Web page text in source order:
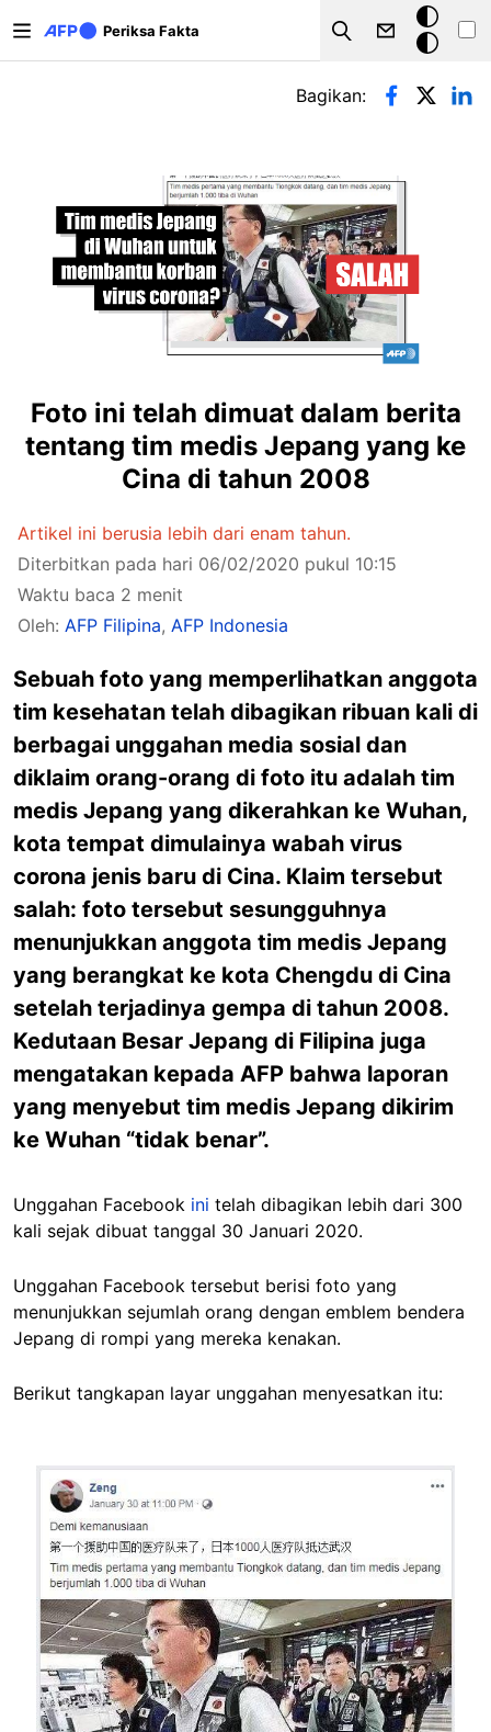
Periksa Fakta
Search
Mode
gelap
Tab primer
Bagikan:
Foto ini telah dimuat dalam berita
tentang tim medis Jepang yang ke
Cina di tahun 2008
Artikel ini berusia lebih dari enam tahun.
Diterbitkan pada hari 06/02/2020 pukul 10:15
Waktu baca 2 menit
Oleh: AFP Filipina, AFP Indonesia
Sebuah foto yang memperlihatkan anggota
tim kesehatan telah dibagikan ribuan kali di
berbagai unggahan media sosial dan
diklaim orang-orang di foto itu adalah tim
medis Jepang yang dikerahkan ke Wuhan,
kota tempat dimulainya wabah virus
corona jenis baru di Cina. Klaim tersebut
salah: foto tersebut sesungguhnya
menunjukkan anggota tim medis Jepang
yang berangkat ke kota Chengdu di Cina
setelah terjadinya gempa di tahun 2008.
Kedutaan Besar Jepang di Filipina juga
mengatakan kepada AFP bahwa laporan
yang menyebut tim medis Jepang dikirim
ke Wuhan “tidak benar”.
Unggahan Facebook ini telah dibagikan lebih dari 300
kali sejak dibuat tanggal 30 Januari 2020.
Unggahan Facebook tersebut berisi foto yang
menunjukkan sejumlah orang dengan emblem bendera
Jepang di rompi yang mereka kenakan.
Berikut tangkapan layar unggahan menyesatkan itu:
Image